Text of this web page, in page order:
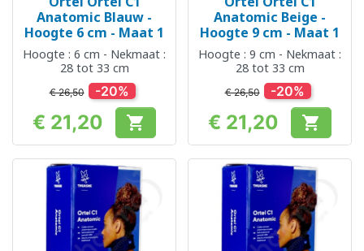
Anatomic Blauw -
Hoogte 6 cm - Maat 1
Hoogte : 6 cm - Nekmaat :
28 tot 33 cm
€ 26,50 -20%
Prijs
€ 21,20 
Anatomic Beige -
Hoogte 9 cm - Maat 1
Hoogte : 9 cm - Nekmaat :
28 tot 33 cm
€ 26,50 -20%
Prijs
€ 21,20 